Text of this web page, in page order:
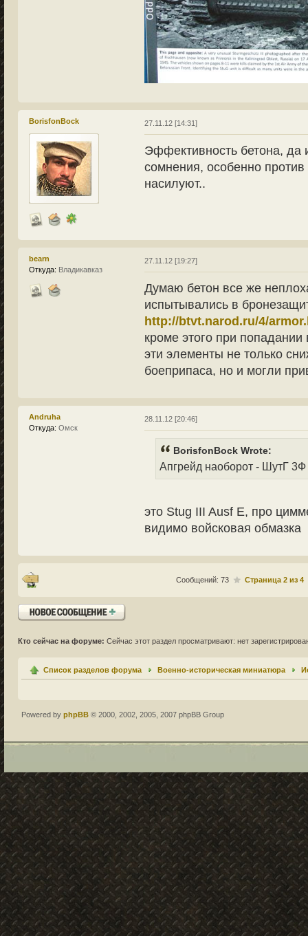
BorisfonBock 27.11.12 [14:31]
Эффективность бетона, да
сомнения, особенно
насилуют..
bearn
Откуда: Владикавказ
27.11.12 [19:27]
Думаю бетон все же
испытывались в
http://btvt.narod.ru/4/
кроме этого при попадании
эти элементы не только
боеприпаса, но и могли
Andruha
Откуда: Омск
28.11.12 [20:46]
BorisfonBock Wrote:
Апгрейд наоборот - ШутГ 3Ф
это Stug III Ausf E, про
видимо войсковая обмазка
Сообщений: 73 Страница 2из 4
Ответить
Кто сейчас на форуме: Сейчас этот раздел просматривают: нет
Список разделов форума Военно-историческая миниатюра
Powered by phpBB © 2000, 2002, 2005, 2007 phpBB Group